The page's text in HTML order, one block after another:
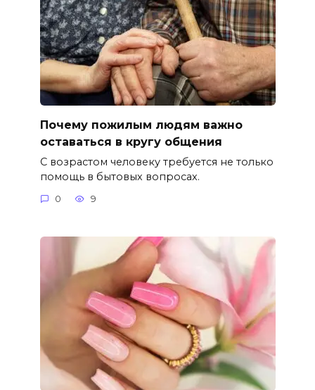
Почему пожилым людям важно
оставаться в кругу общения
С возрастом человеку требуется не только
помощь в бытовых вопросах.
0 9